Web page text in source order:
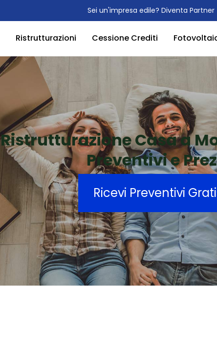
Sei un'impresa edile? Diventa Partner
Ristrutturazioni Cessione Crediti
Ristrutturazione Casa a
Preventivi e
Ricevi Preventivi